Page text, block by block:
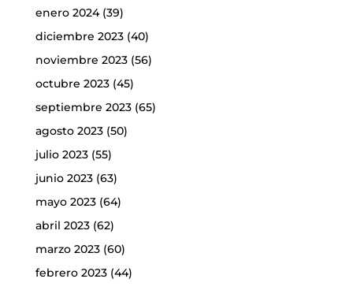
enero 2024(39)
diciembre 2023(40)
noviembre 2023(56)
octubre 2023(45)
septiembre 2023(65)
agosto 2023(50)
julio 2023(55)
junio 2023(63)
mayo 2023(64)
abril 2023(62)
marzo 2023(60)
febrero 2023(44)